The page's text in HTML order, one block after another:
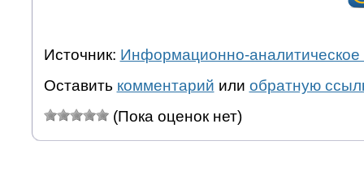
Источник: Информационно-аналитическое
Оставить комментарий или обратную
(Пока оценок нет)